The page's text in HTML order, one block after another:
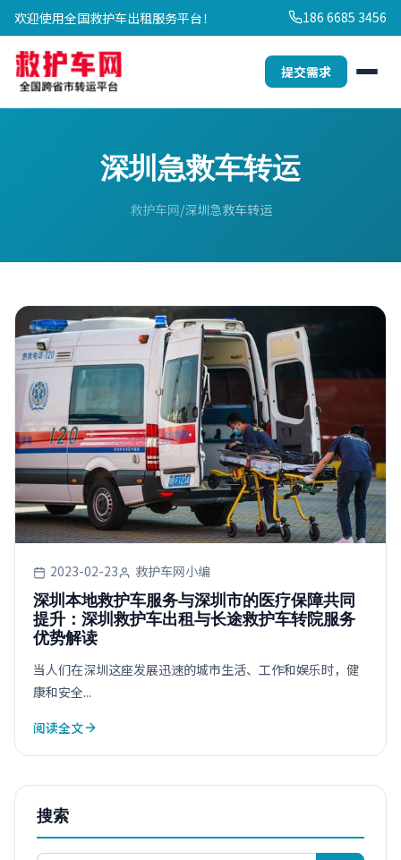
欢迎使用全国救护车出租服务平台！ 186 6685 3456
提交需求
深圳急救车转运
救护车网 深圳急救车转运
2023-02-23 救护车网小编
深圳本地救护车服务与深圳市的医疗保障共同
提升：深圳救护车出租与长途救护车转院服务
优势解读
当人们在深圳这座发展迅速的城市生活、工作和娱乐时，健
康和安全...
阅读全文
搜索